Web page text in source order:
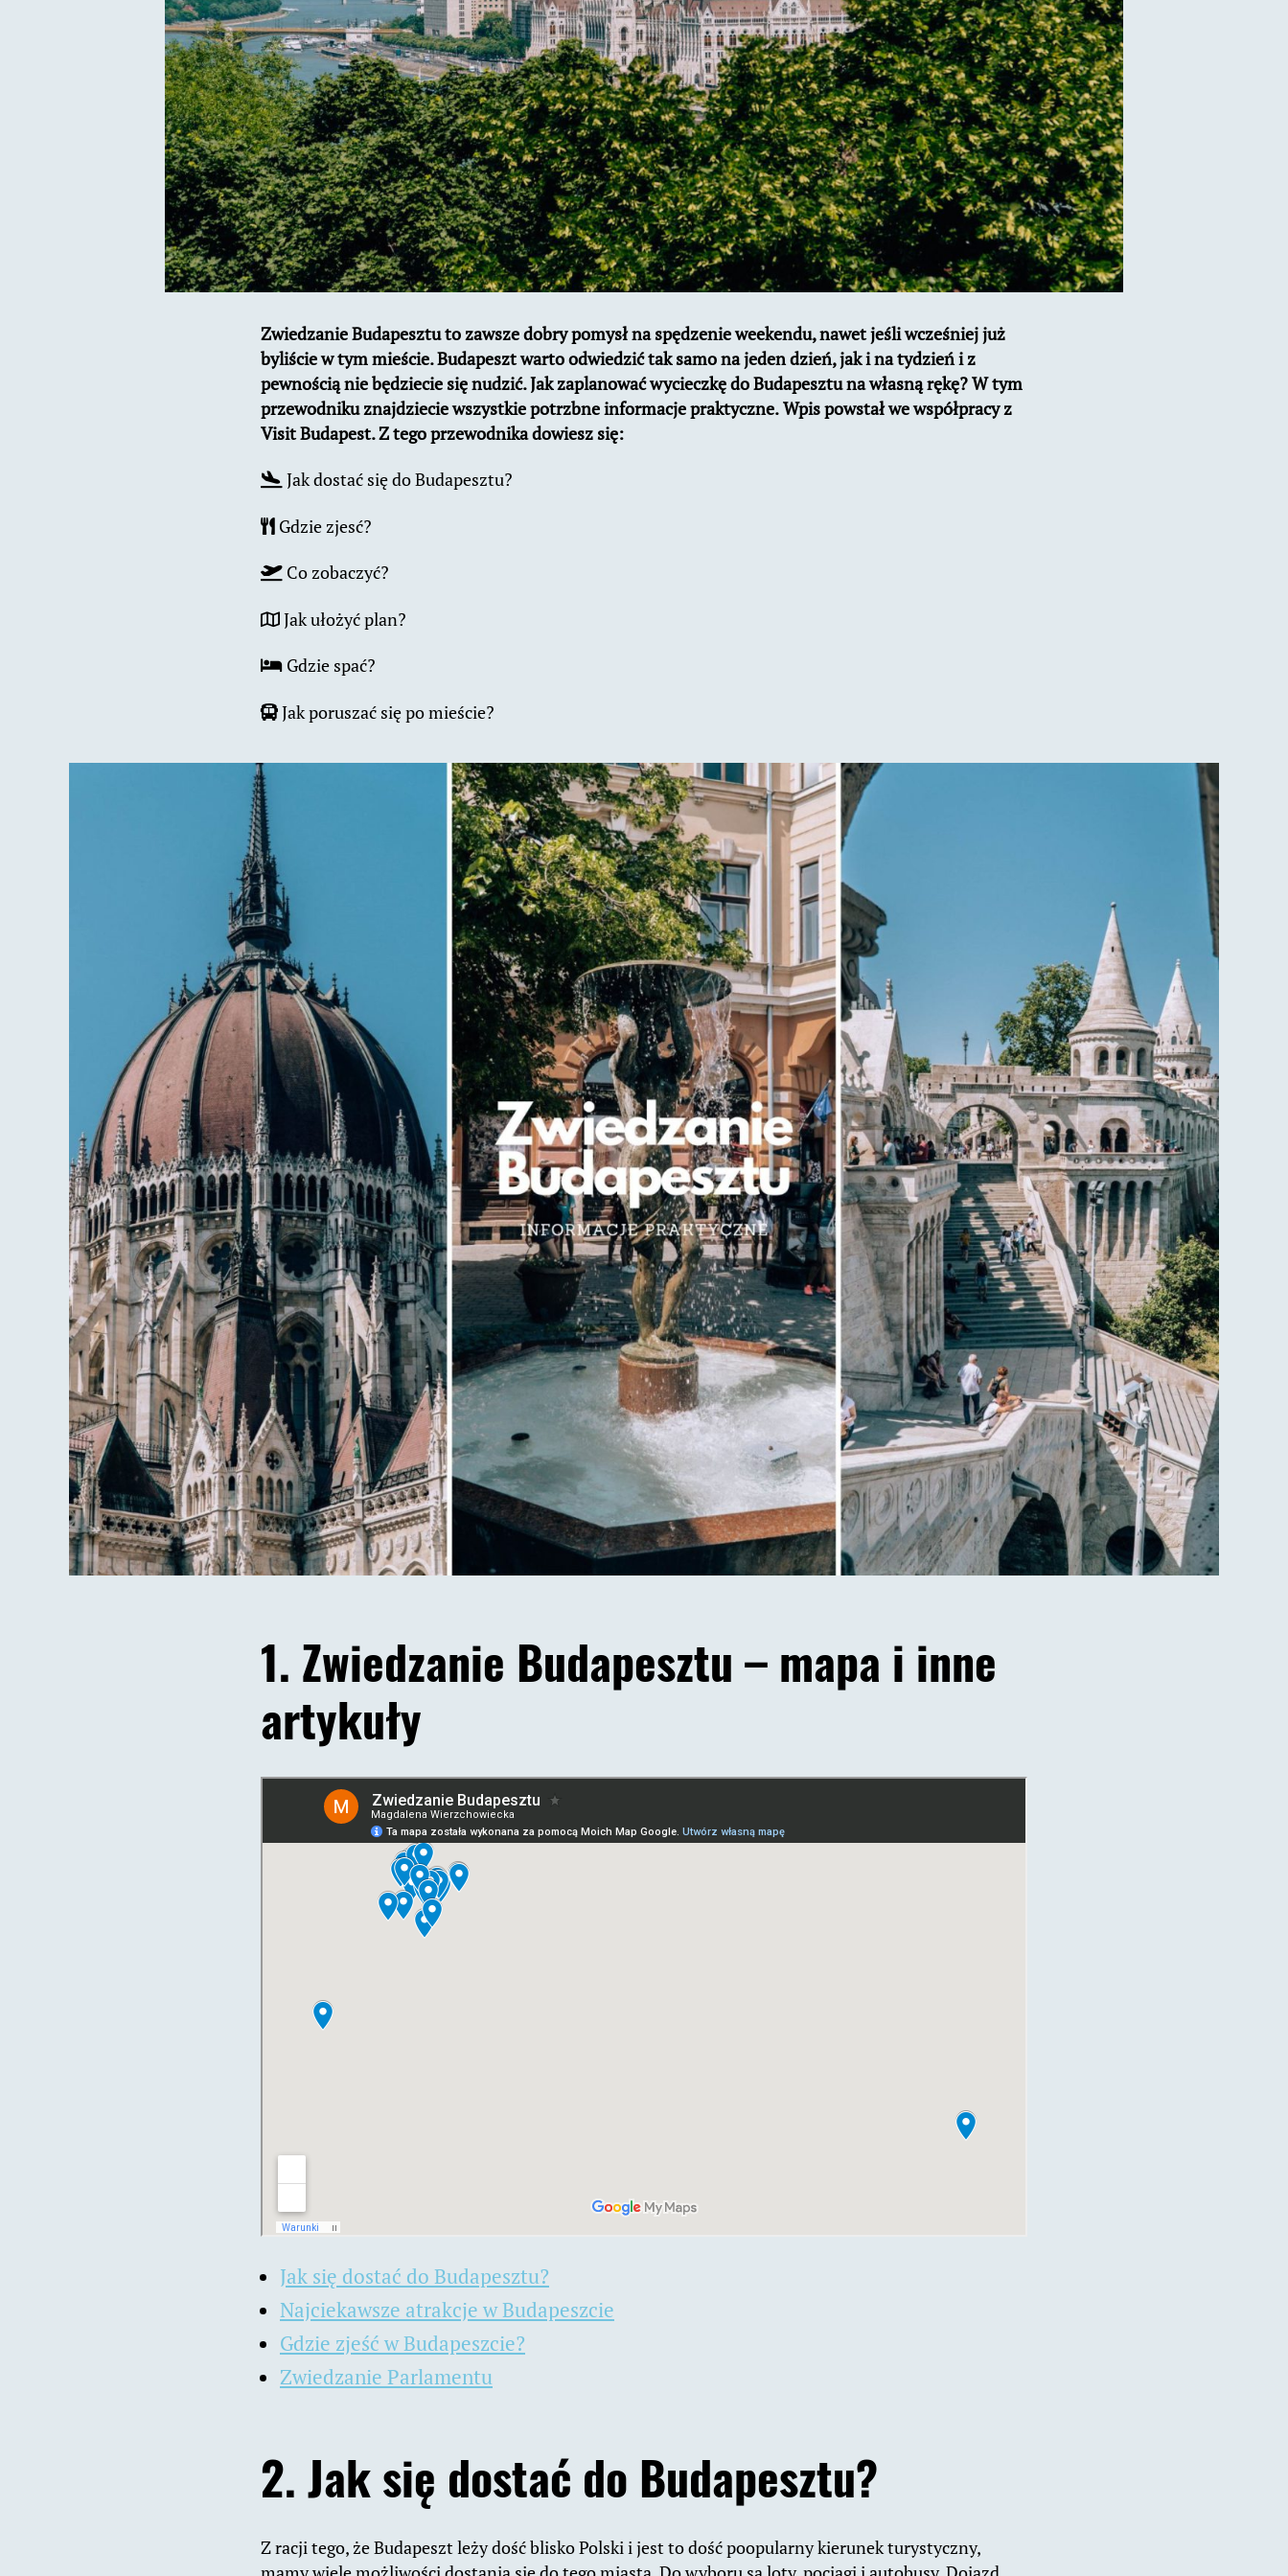
Zwiedzanie Budapesztu to zawsze dobry pomysł na spędzenie weekendu, nawet jeśli wcześniej już
byliście w tym mieście. Budapeszt warto odwiedzić tak samo na jeden dzień, jak i na tydzień i z
pewnością nie będziecie się nudzić. Jak zaplanować wycieczkę do Budapesztu na własną rękę? W tym
przewodniku znajdziecie wszystkie potrzbne informacje praktyczne.Wpis powstał we współpracy z
Visit Budapest. Z tego przewodnika dowiesz się:
Jak dostać się do Budapesztu?
Gdzie zjesć?
Co zobaczyć?
Jak ułożyć plan?
Gdzie spać?
Jak poruszać się po mieście?
1. Zwiedzanie Budapesztu – mapa i inne
artykuły
Jak się dostać do Budapesztu?
Najciekawsze atrakcje w Budapeszcie
Gdzie zjeść w Budapeszcie?
Zwiedzanie Parlamentu
2. Jak się dostać do Budapesztu?
Z racji tego, że Budapeszt leży dość blisko Polski i jest to dość poopularny kierunek turystyczny,